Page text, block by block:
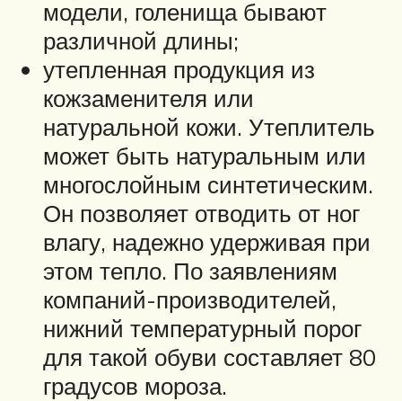
модели, голенища бывают
различной длины;
утепленная продукция из
кожзаменителя или
натуральной кожи. Утеплитель
может быть натуральным или
многослойным синтетическим.
Он позволяет отводить от ног
влагу, надежно удерживая при
этом тепло. По заявлениям
компаний-производителей,
нижний температурный порог
для такой обуви составляет 80
градусов мороза.